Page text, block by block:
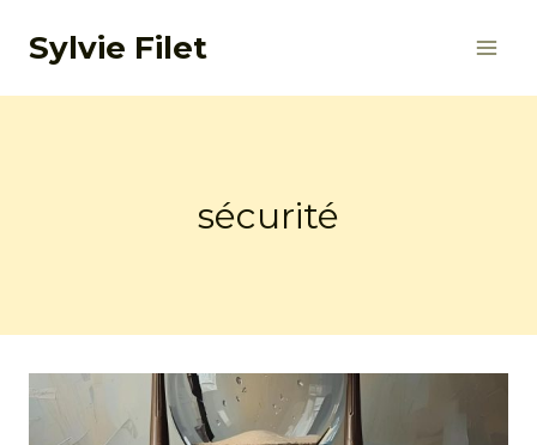
Sylvie Filet
sécurité